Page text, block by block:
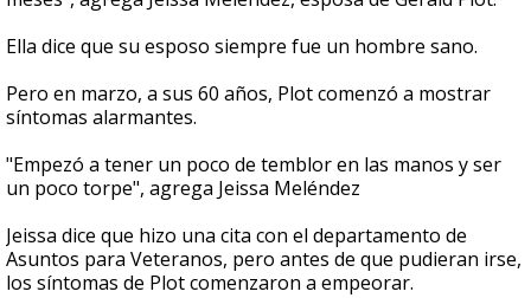
Ella dice que su esposo siempre fue un hombre sano.
Pero en marzo, a sus 60 años, Plot comenzó a mostrar
síntomas alarmantes.
"Empezó a tener un poco de temblor en las manos y ser
un poco torpe", agrega Jeissa Meléndez
Jeissa dice que hizo una cita con el departamento de
Asuntos para Veteranos, pero antes de que pudieran irse,
los síntomas de Plot comenzaron a empeorar.